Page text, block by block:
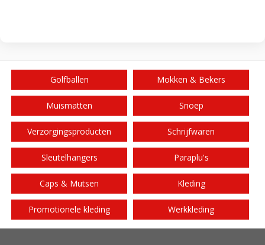
Golfballen Mokken & Bekers
Muismatten Snoep
Verzorgingsproducten Schrijfwaren
Sleutelhangers Paraplu's
Caps & Mutsen Kleding
Promotionele kleding Werkkleding